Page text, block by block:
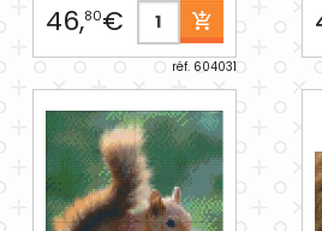
46,80€
réf. 604031